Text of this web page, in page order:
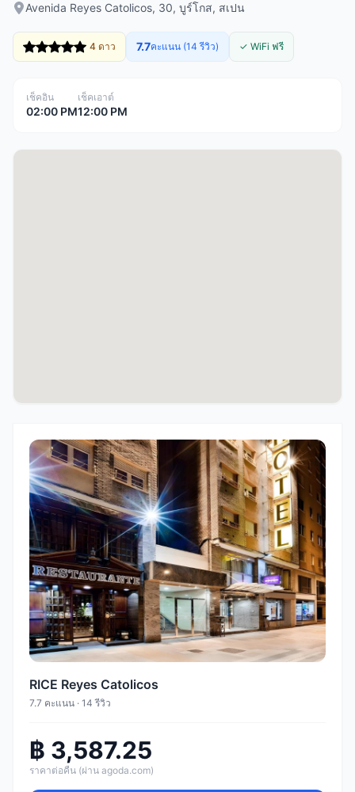
Avenida Reyes Catolicos, 30, บูร์โกส, สเปน
4 ดาว 7.7คะแนน (14 รีวิว) ✓ WiFi ฟรี
เช็คอิน
02:00 PM
เช็คเอาต์
12:00 PM
RICE Reyes Catolicos
7.7 คะแนน · 14 รีวิว
฿ 3,587.25
ราคาต่อคืน (ผ่าน agoda.com)